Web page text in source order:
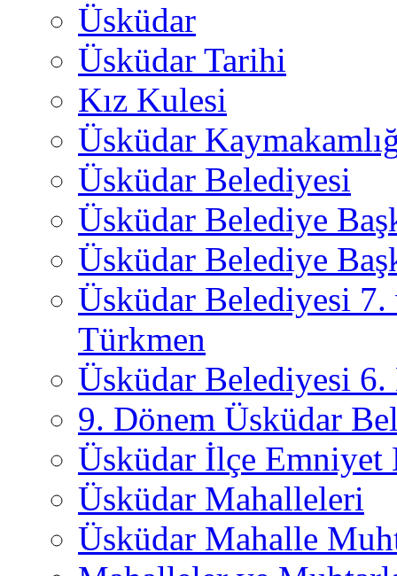
Üsküdar
Üsküdar Tarihi
Kız Kulesi
Üsküdar
Üsküdar Belediyesi
Üsküdar Belediye
Üsküdar Belediye
Üsküdar Belediyesi
Türkmen
Üsküdar Belediyesi 6.
9. Dönem Üsküdar
Üsküdar İlçe
Üsküdar Mahalleleri
Üsküdar Mahalle